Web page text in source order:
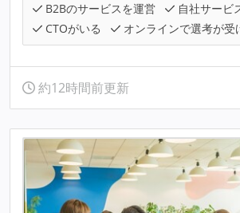
B2Bのサービスを運営
自社サービ
CTOがいる
オンラインで選考が受
約12時間前更新